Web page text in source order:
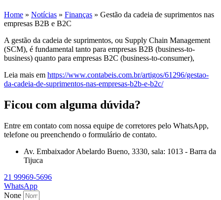
Home » Notícias » Finanças » Gestão da cadeia de suprimentos nas
empresas B2B e B2C
A gestão da cadeia de suprimentos, ou Supply Chain Management
(SCM), é fundamental tanto para empresas B2B (business-to-
business) quanto para empresas B2C (business-to-consumer),
Leia mais em https://www.contabeis.com.br/artigos/61296/gestao-
da-cadeia-de-suprimentos-nas-empresas-b2b-e-b2c/
Ficou com alguma dúvida?
Entre em contato com nossa equipe de corretores pelo WhatsApp,
telefone ou preenchendo o formulário de contato.
Av. Embaixador Abelardo Bueno, 3330, sala: 1013 - Barra da
Tijuca
21 99969-5696
WhatsApp
None